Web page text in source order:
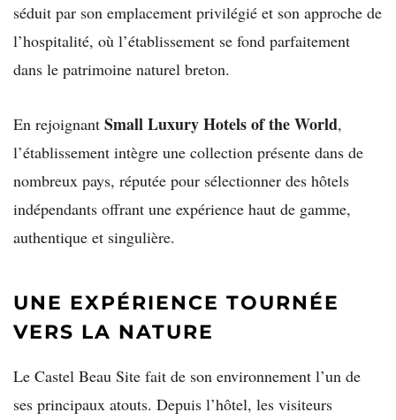
séduit par son emplacement privilégié et son approche de
l’hospitalité, où l’établissement se fond parfaitement
dans le patrimoine naturel breton.
En rejoignant Small Luxury Hotels of the World,
l’établissement intègre une collection présente dans de
nombreux pays, réputée pour sélectionner des hôtels
indépendants offrant une expérience haut de gamme,
authentique et singulière.
UNE EXPÉRIENCE TOURNÉE
VERS LA NATURE
Le Castel Beau Site fait de son environnement l’un de
ses principaux atouts. Depuis l’hôtel, les visiteurs